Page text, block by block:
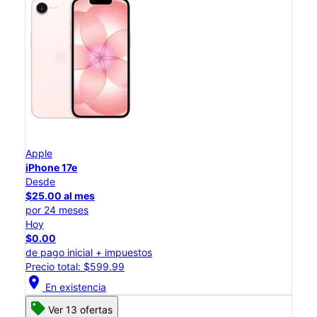
Apple
iPhone 17e
Desde
$25.00 al mes
por 24 meses
Hoy
$0.00
de pago inicial + impuestos
Precio total: $599.99
location_on En existencia
Ver 13 ofertas